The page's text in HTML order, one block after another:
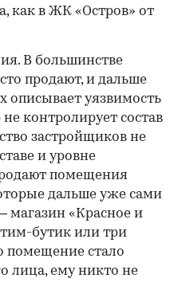
как в ЖК «Остров» от
В большинстве
продают, и дальше
описывает уязвимость
контролирует состав
застройщиков не
и уровне
помещения
дальше уже сами
магазин «Красное и
бутик или три
помещение стало
лица, ему никто не